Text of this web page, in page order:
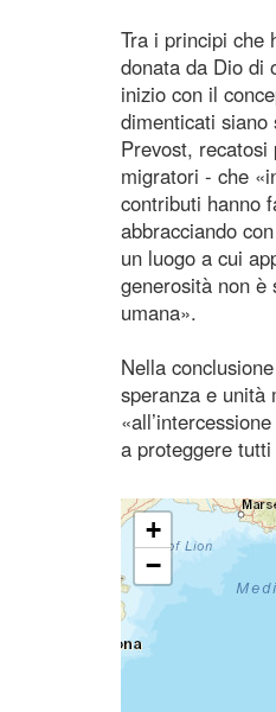
Tra i principi che
donata da Dio di
inizio con il
dimenticati siano
Prevost,
migratori - che
contributi hanno
abbracciando
un luogo a cui
generosità non
umana».
Nella
speranza e unità
a proteggere
+
−